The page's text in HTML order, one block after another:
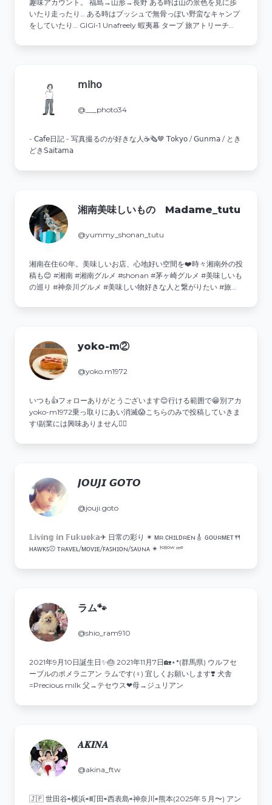
趣味アカウント。 福島→山形→長野 ある時は山の景色を見に歩
いたり走ったり… ある時はブッシュで無骨っぽい野蛮なキャンプ
をしていたり… GIGI-1 Unafreely 蝦夷幕 タープ 旅アトリーチ
𝗆𝗂𝗁𝗈
@___photo34
- 𝖢𝖺𝖿𝖾日記 - 写真撮るのが好きな人☕️🗞🤎 𝖳𝗈𝗄𝗒𝗈 / 𝖦𝗎𝗇𝗆𝖺 / とき
どき𝖲𝖺𝗂𝗍𝖺𝗆𝖺
湘南美味しいもの Madame_tutu
@yummy_shonan_tutu
湘南在住60年。美味しいお店、心地好い空間を❤️時々湘南外の投
稿も😊 #湘南 #湘南グルメ #shonan #茅ヶ崎グルメ #美味しいも
の巡り #神奈川グルメ #美味しい物好きな人と繋がりたい #旅行
yoko-m②
@yoko.m1972
いつも👍️フォローありがとうございます😊行ける範囲で😁別アカ
yoko-m1972乗っ取りにあい消滅😱こちらのみで投稿していきま
す!副業には興味ありません🙅‍♀️
𝙅𝙊𝙐𝙅𝙄 𝙂𝙊𝙏𝙊
@jouji.goto
𝕃𝕚𝕧𝕚𝕟𝕘 𝕚𝕟 𝔽𝕦𝕜𝕦𝕠𝕜𝕒✈︎ 日常の彩り ✴︎ ᴍʀ.ᴄʜɪʟᴅʀᴇɴ🎸 ɢᴏᴜʀᴍᴇᴛ🍴
ʜᴀᴡᴋꜱ⚾️ ᴛʀᴀᴠᴇʟ/ᴍᴏᴠɪᴇ/ꜰᴀꜱʜɪᴏɴ/ꜱᴀᴜɴᴀ ✴︎ ᶠᵒˡˡᵒʷ ᵐᵉ
ラム🐾
@shio_ram910
2021年9月10日誕生日✨️🎂 2021年11月7日🏡⋆*(群馬県) ウルフセ
ーブルのポメラニアン ラムです(♀) 宜しくお願いします❣️ 犬舎
=Precious milk 父→テセウス❤︎母→ジュリアン
𝑨‌𝑲‌𝑰‌𝑵‌𝑨
@akina_ftw
🇯🇵 世田谷⇨横浜⇨町田⇨西表島⇨神奈川⇨熊本(2025年５月〜) アン